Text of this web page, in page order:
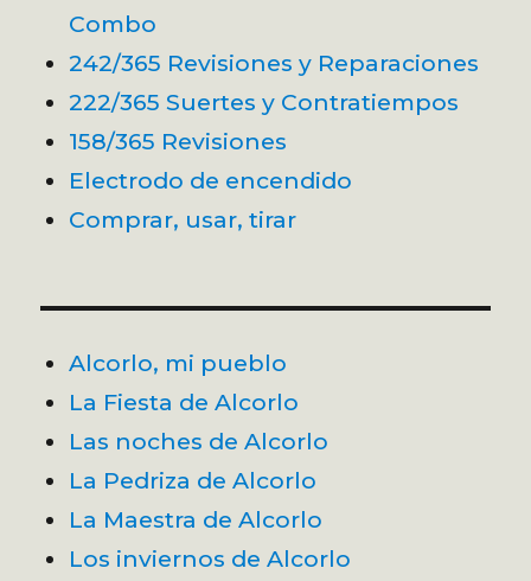
Combo
242/365 Revisiones y Reparaciones
222/365 Suertes y Contratiempos
158/365 Revisiones
Electrodo de encendido
Comprar, usar, tirar
Alcorlo, mi pueblo
La Fiesta de Alcorlo
Las noches de Alcorlo
La Pedriza de Alcorlo
La Maestra de Alcorlo
Los inviernos de Alcorlo